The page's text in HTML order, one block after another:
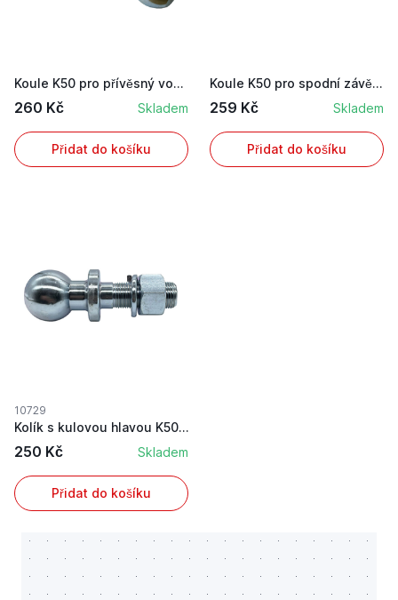
Koule K50 pro přívěsný vozík za traktor s kolík...
260 Kč Skladem
Přidat do košíku
Koule K50 pro spodní závěs traktoru k připojení...
259 Kč Skladem
Přidat do košíku
10729
Kolík s kulovou hlavou K50 pro spodní závěs tře...
250 Kč Skladem
Přidat do košíku